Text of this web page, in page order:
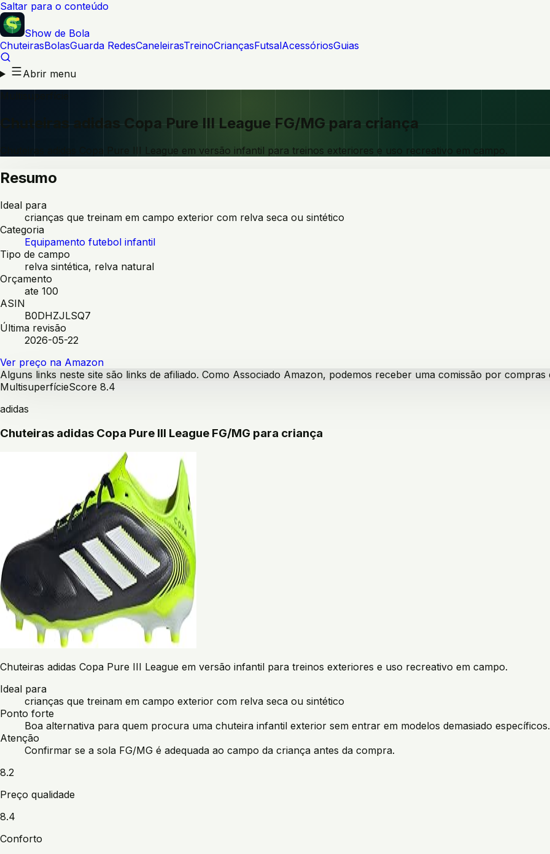
Saltar para o conteúdo
Show de Bola
ChuteirasBolasGuarda RedesCaneleirasTreinoCriançasFutsalAcessóriosGuias
Abrir menu
Chuteiras adidas Copa Pure III League FG/MG para criança
Chuteiras adidas Copa Pure III League em versão infantil para treinos exteriores e uso recreativo em campo.
Resumo
Ideal para
crianças que treinam em campo exterior com relva seca ou sintético
Categoria
Equipamento futebol infantil
Tipo de campo
relva sintética, relva natural
Orçamento
ate 100
ASIN
B0DHZJLSQ7
Última revisão
2026-05-22
Ver preço na Amazon
Alguns links neste site são links de afiliado. Como Associado Amazon, podemos receber uma comissão por
MultisuperfícieScore 8.4
adidas
Chuteiras adidas Copa Pure III League FG/MG para criança
Chuteiras adidas Copa Pure III League em versão infantil para treinos exteriores e uso recreativo em campo.
Ideal para
crianças que treinam em campo exterior com relva seca ou sintético
Ponto forte
Boa alternativa para quem procura uma chuteira infantil exterior sem entrar em modelos demasiado específicos.
Atenção
Confirmar se a sola FG/MG é adequada ao campo da criança antes da compra.
8.2
Preço qualidade
8.4
Conforto